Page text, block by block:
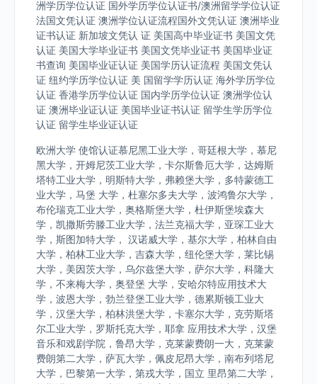
洲学历学位认证 国外学历学位认证书/澳洲留学学位认证
法国文凭认证 澳洲学位认证流程国外文凭认证 澳洲毕业
证书认证 新加坡文凭认 证 美国高中毕业证书 美国文凭
认证 美国大学毕业证书 美国文凭毕业证书 美国毕业证
书查询 美国毕业证认证 美国学历认证流程 美国文凭认
证 纽约学历学位认证 美 国留学学历认证 海外学历学位
认证 香港学历学位认证 国内学历学位认证 澳洲学位认
证 澳洲毕业证认证 美国毕业证书认证 留学生学历学位
认证 留学生毕业证认证
欧洲大学 使馆认证慕尼黑工业大学，哥廷根大学，慕尼
黑大学，开姆尼茨工业大学，卡尔斯鲁厄大学，达姆斯
塔特工业大学，明斯特大学，弗赖堡大学，多特蒙德工
业大学，马堡 大学，杜塞尔多夫大学，波鸿鲁尔大学，
布伦瑞克工业大学，奥格斯堡大学，杜伊斯堡埃森大
学，凯撒斯劳滕工业大学，法兰克福大学，亚琛工业大
学，斯图加特大学， 汉诺威大学，基尔大学，柏林自由
大学，柏林工业大学，吉森大学，纽伦堡大学，莱比锡
大学，美因茨大学，乌尔兹堡大学，萨尔大学，科隆大
学，不来梅大学，奥登堡 大学，安哈尔特应用技术大
学，波恩大学，勃兰登堡工业大学，德累斯顿工业大
学，汉堡大学，柏林洪堡大学，卡塞尔大学，克劳斯塔
尔工业大学，罗斯托克大学，耶拿 应用技术大学，汉堡
音乐和戏剧学院，鲁昂大学，克莱蒙费朗一大，克莱蒙
费朗第二大学，萨瓦大学，佩皮尼昂大学，南布列塔尼
大学，巴黎第一大学，第戎大学，国立 里昂第二大学，